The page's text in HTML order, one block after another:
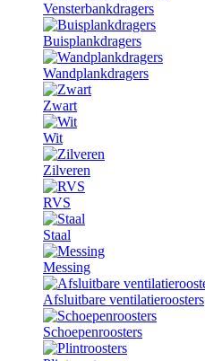
Vensterbankdragers
Buisplankdragers
Wandplankdragers
Zwart
Wit
Zilveren
RVS
Staal
Messing
Afsluitbare ventilatieroosters
Schoepenroosters